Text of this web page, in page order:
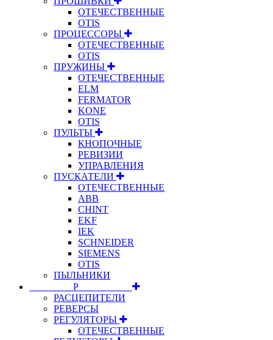
ОТЕЧЕСТВЕННЫЕ
OTIS
ПРОЦЕССОРЫ
ОТЕЧЕСТВЕННЫЕ
OTIS
ПРУЖИНЫ
ОТЕЧЕСТВЕННЫЕ
ELM
FERMATOR
KONE
OTIS
ПУЛЬТЫ
КНОПОЧНЫЕ
РЕВИЗИИ
УПРАВЛЕНИЯ
ПУСКАТЕЛИ
ОТЕЧЕСТВЕННЫЕ
ABB
CHINT
EKF
IEK
SCHNEIDER
SIEMENS
OTIS
ПЫЛЬНИКИ
⠀⠀⠀⠀⠀⠀Р⠀⠀⠀⠀⠀⠀⠀
РАСЦЕПИТЕЛИ
РЕВЕРСЫ
РЕГУЛЯТОРЫ
ОТЕЧЕСТВЕННЫЕ